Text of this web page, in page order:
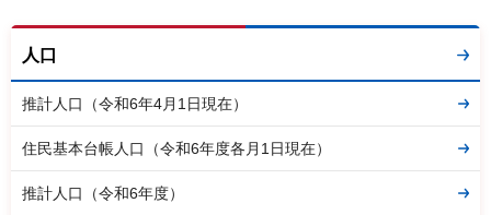
人口
推計人口（令和6年4月1日現在）
住民基本台帳人口（令和6年度各月1日現在）
推計人口（令和6年度）